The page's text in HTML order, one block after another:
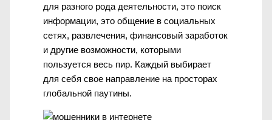
для разного рода деятельности, это поиск
информации, это общение в социальных
сетях, развлечения, финансовый заработок
и другие возможности, которыми
пользуется весь пир. Каждый выбирает
для себя свое направление на просторах
глобальной паутины.